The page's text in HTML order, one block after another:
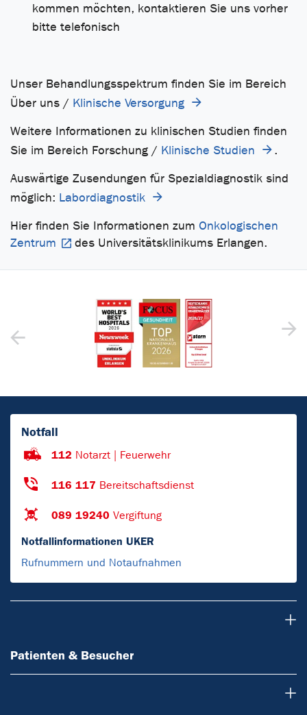
kommen möchten, kontaktieren Sie uns vorher
bitte telefonisch
Unser Behandlungsspektrum finden Sie im Bereich
Über uns / Klinische Versorgung
Weitere Informationen zu klinischen Studien finden
Sie im Bereich Forschung / Klinische Studien
.
Auswärtige Zusendungen für Spezialdiagnostik sind
möglich: Labordiagnostik
Hier finden Sie Informationen zum Onkologischen
Zentrum
des Universitätsklinikums Erlangen.
Notfall
112 Notarzt | Feuerwehr
116 117 Bereitschaftsdienst
089 19240 Vergiftung
Notfallinformationen UKER
Rufnummern und Notaufnahmen
Patienten & Besucher